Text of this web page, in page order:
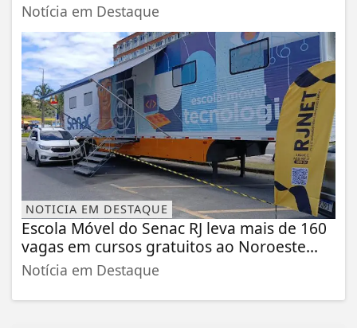
Notícia em Destaque
NOTICIA EM DESTAQUE
Escola Móvel do Senac RJ leva mais de 160
vagas em cursos gratuitos ao Noroeste...
Notícia em Destaque